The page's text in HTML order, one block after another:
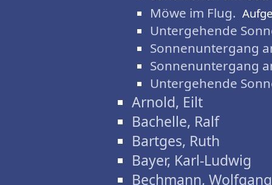
Möwe im Flug.
Untergehende
Sonnenuntergang
Sonnenuntergang
Untergehende
Arnold, Eilt
Bachelle, Ralf
Bartges, Ruth
Bayer, Karl-Ludwig
Bechmann, Wolfgang